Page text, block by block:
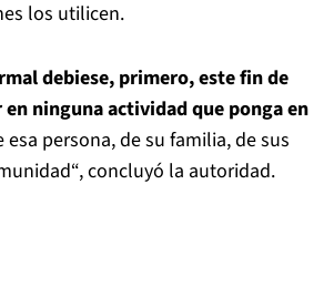
los utilicen.
debiese, primero, este fin de
ninguna actividad que ponga en
esa persona, de su familia, de sus
concluyó la autoridad.